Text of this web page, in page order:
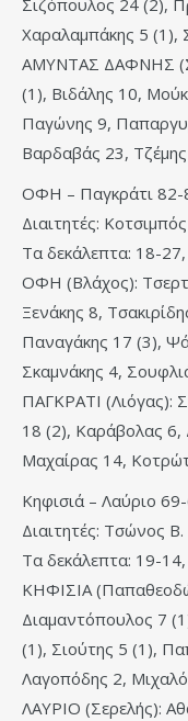
Σιζόπουλος 24 (2),
Χαραλαμπάκης 5 (1),
ΑΜΥΝΤΑΣ ΔΑΦΝΗΣ
(1), Βιδάλης 10,
Παγώνης 9,
Βαρδαβάς 23,
ΟΦΗ – Παγκράτι 82-
Διαιτητές:
Τα δεκάλεπτα: 18-
ΟΦΗ (Βλάχος):
Ξενάκης 8,
Παναγάκης 17 (3),
Σκαμνάκης 4,
ΠΑΓΚΡΑΤΙ (Λιόγας):
18 (2), Καράβολας 6,
Μαχαίρας 14,
Κηφισιά – Λαύριο
Διαιτητές: Τσώνος Β.
Τα δεκάλεπτα: 19-
ΚΗΦΙΣΙΑ
Διαμαντόπουλος 7
(1), Σιούτης 5 (1),
Λαγοπόδης 2,
ΛΑΥΡΙΟ (Σερελής):